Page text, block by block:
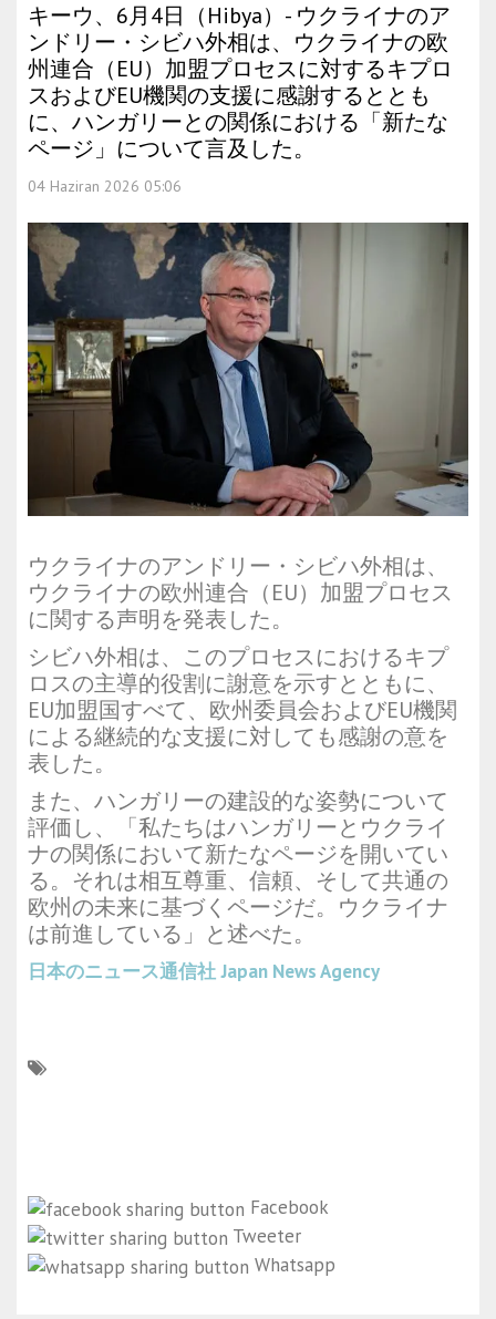
キーウ、6月4日（Hibya）- ウクライナのア
ンドリー・シビハ外相は、ウクライナの欧
州連合（EU）加盟プロセスに対するキプロ
スおよびEU機関の支援に感謝するととも
に、ハンガリーとの関係における「新たな
ページ」について言及した。
04 Haziran 2026 05:06
ウクライナのアンドリー・シビハ外相は、
ウクライナの欧州連合（EU）加盟プロセス
に関する声明を発表した。
シビハ外相は、このプロセスにおけるキプ
ロスの主導的役割に謝意を示すとともに、
EU加盟国すべて、欧州委員会およびEU機関
による継続的な支援に対しても感謝の意を
表した。
また、ハンガリーの建設的な姿勢について
評価し、「私たちはハンガリーとウクライ
ナの関係において新たなページを開いてい
る。それは相互尊重、信頼、そして共通の
欧州の未来に基づくページだ。ウクライナ
は前進している」と述べた。
日本のニュース通信社 Japan News Agency
Facebook
Tweeter
Whatsapp